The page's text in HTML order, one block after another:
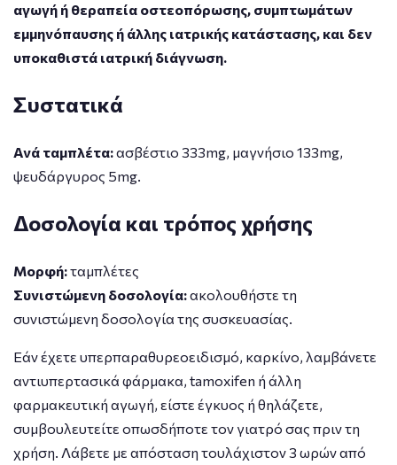
αγωγή ή θεραπεία οστεοπόρωσης, συμπτωμάτων
εμμηνόπαυσης ή άλλης ιατρικής κατάστασης, και δεν
υποκαθιστά ιατρική διάγνωση.
Συστατικά
Ανά ταμπλέτα:ασβέστιο 333mg, μαγνήσιο 133mg,
ψευδάργυρος 5mg.
Δοσολογία και τρόπος χρήσης
Μορφή:ταμπλέτες
Συνιστώμενη δοσολογία:ακολουθήστε τη
συνιστώμενη δοσολογία της συσκευασίας.
Εάν έχετε υπερπαραθυρεοειδισμό, καρκίνο, λαμβάνετε
αντιυπερτασικά φάρμακα, tamoxifen ή άλλη
φαρμακευτική αγωγή, είστε έγκυος ή θηλάζετε,
συμβουλευτείτε οπωσδήποτε τον γιατρό σας πριν τη
χρήση. Λάβετε με απόσταση τουλάχιστον 3 ωρών από